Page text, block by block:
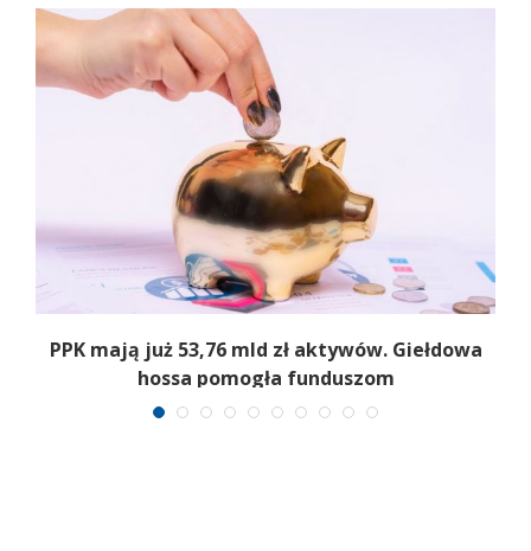
PPK mają już 53,76 mld zł aktywów. Giełdowa
hossa pomogła funduszom